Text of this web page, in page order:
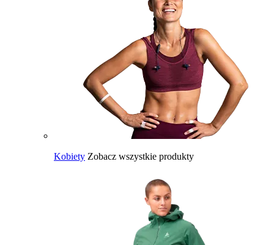
Kobiety Zobacz wszystkie produkty